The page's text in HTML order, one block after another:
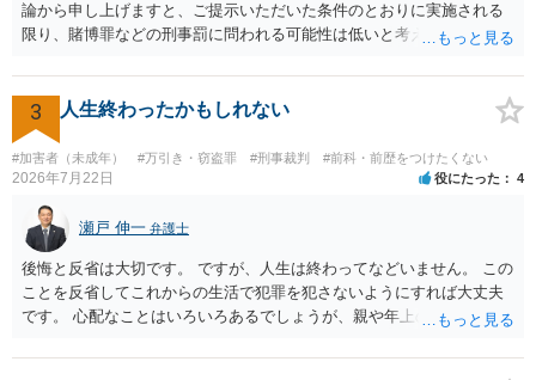
論から申し上げますと、ご提示いただいた条件のとおりに実施される
限り、賭博罪などの刑事罰に問われる可能性は低いと考えられます
答】 賭博罪は、参加者が互いに財物を賭けてその得喪を争う場合に成
立します。 質問者様がご自身のポケットマネーから懸賞として賞金を
出し、参加者からの参加費が全額会場レンタル費用に充てられて賞金
原資と完全に分離されている場合、参加者が自らの財物を失うリスク
が存在しないため賭博罪には該当しないとする見解が一般的です。ま
た、利益を得る目的もないため賭博場開帳図利罪も成立しないと考え
られます。 【質問2への回答】 刑事上の問題は生じにくいものの、民
事・行政上の観点から以下の点が考慮されます。景品表示法について
は事業者が顧客を誘引するためのものではないため対象外と考えられ
ますが、自治会館の利用規約（目的外利用や金銭徴収の可否など）へ
の抵触が問題となることがあります。 【質問3への回答】 主催者とし
3 人生終わったかもしれない
#加害者（未成年） #万引き・窃盗罪 #刑事裁判 #前科・前歴をつけたくない
2026年7月22日 役にたった 4
瀬戸 伸一 弁護士
後悔と反省は大切です。 ですが、人生は終わってなどいません。 この
ことを反省してこれからの生活で犯罪を犯さないようにすれば大丈夫
です。 心配なことはいろいろあるでしょうが、親や年上の兄弟や信頼
す。